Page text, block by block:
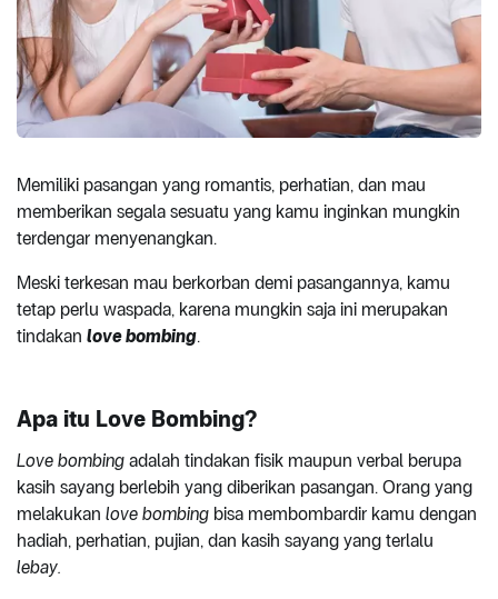
Memiliki pasangan yang romantis, perhatian, dan mau
memberikan segala sesuatu yang kamu inginkan mungkin
terdengar menyenangkan.
Meski terkesan mau berkorban demi pasangannya, kamu
tetap perlu waspada, karena mungkin saja ini merupakan
tindakan love bombing.
Apa itu Love Bombing?
Love bombing adalah tindakan fisik maupun verbal berupa
kasih sayang berlebih yang diberikan pasangan. Orang yang
melakukan love bombing bisa membombardir kamu dengan
hadiah, perhatian, pujian, dan kasih sayang yang terlalu
lebay.